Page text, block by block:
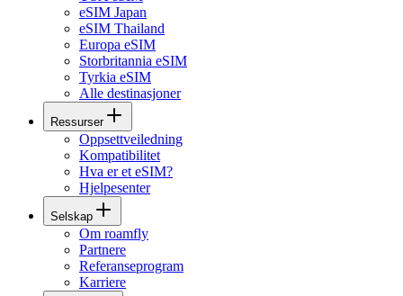
eSIM Japan
eSIM Thailand
Europa eSIM
Storbritannia eSIM
Tyrkia eSIM
Alle destinasjoner
Ressurser
Oppsettveiledning
Kompatibilitet
Hva er et eSIM?
Hjelpesenter
Selskap
Om roamfly
Partnere
Referanseprogram
Karriere